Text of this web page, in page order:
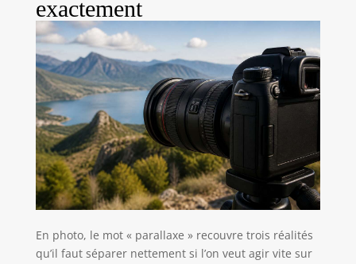
exactement
En photo, le mot « parallaxe » recouvre trois réalités
qu’il faut séparer nettement si l’on veut agir vite sur